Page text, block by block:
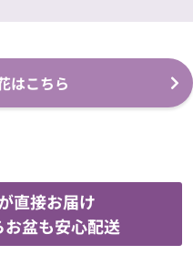
はこちら
直接お届け
盆も安心配送